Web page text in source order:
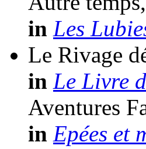
in Les
Le Rivage
in Le Livre
Aventures
in Epées et